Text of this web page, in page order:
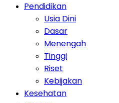
Pendidikan
Usia Dini
Dasar
Menengah
Tinggi
Riset
Kebijakan
Kesehatan